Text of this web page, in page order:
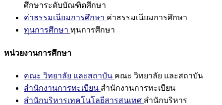
ศึกษาระดับบัณฑิตศึกษา
ค่าธรรมเนียมการศึกษา ค่าธรรมเนียมการศึกษา
ทุนการศึกษา ทุนการศึกษา
หน่วยงานการศึกษา
คณะ วิทยาลัย และสถาบัน คณะ วิทยาลัย และสถาบัน
สำนักงานการทะเบียน สำนักงานการทะเบียน
สำนักบริหารเทคโนโลยีสารสนเทศ สำนักบริหาร